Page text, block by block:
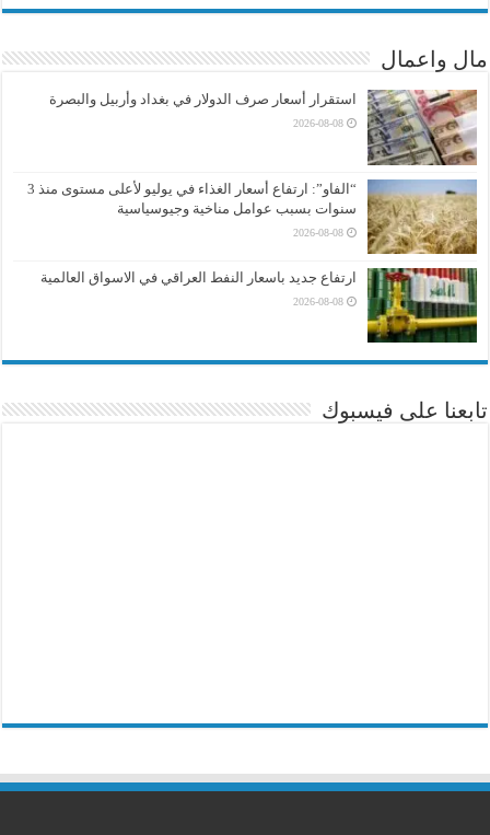
مال واعمال
استقرار أسعار صرف الدولار في بغداد وأربيل والبصرة
2026-08-08
“الفاو”: ارتفاع أسعار الغذاء في يوليو لأعلى مستوى منذ 3
سنوات بسبب عوامل مناخية وجيوسياسية
2026-08-08
ارتفاع جديد باسعار النفط العراقي في الاسواق العالمية
2026-08-08
تابعنا على فيسبوك